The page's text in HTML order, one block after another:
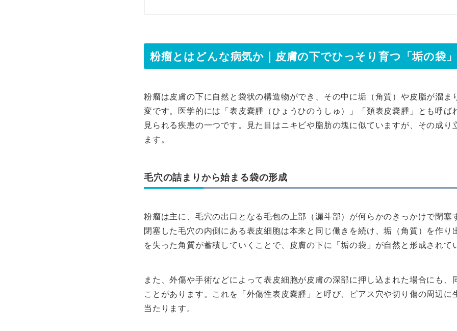
粉瘤とはどんな病気か｜皮膚の下でひっそり育つ「垢の袋
粉瘤は皮膚の下に自然と袋状の構造物ができ、その中に垢（角質）や皮脂が溜ま
変です。医学的には「表皮嚢腫（ひょうひのうしゅ）」「類表皮嚢腫」とも呼ば
見られる疾患の一つです。見た目はニキビや脂肪の塊に似ていますが、その成り
ます。
毛穴の詰まりから始まる袋の形成
粉瘤は主に、毛穴の出口となる毛包の上部（漏斗部）が何らかのきっかけで閉塞
閉塞した毛穴の内側にある表皮細胞は本来と同じ働きを続け、垢（角質）を作り
を失った角質が蓄積していくことで、皮膚の下に「垢の袋」が自然と形成されて
また、外傷や手術などによって表皮細胞が皮膚の深部に押し込まれた場合にも、
ことがあります。これを「外傷性表皮嚢腫」と呼び、ピアス穴や切り傷の周辺に
当たります。